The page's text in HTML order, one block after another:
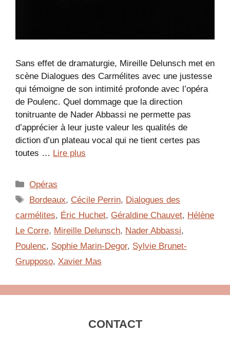
Sans effet de dramaturgie, Mireille Delunsch met en
scène Dialogues des Carmélites avec une justesse
qui témoigne de son intimité profonde avec l’opéra
de Poulenc. Quel dommage que la direction
tonitruante de Nader Abbassi ne permette pas
d’apprécier à leur juste valeur les qualités de
diction d’un plateau vocal qui ne tient certes pas
toutes … Lire plus
Catégories
Opéras
Étiquettes
Bordeaux, Cécile Perrin, Dialogues des
carmélites, Éric Huchet, Géraldine Chauvet, Hélène
Le Corre, Mireille Delunsch, Nader Abbassi,
Poulenc, Sophie Marin-Degor, Sylvie Brunet-
Grupposo, Xavier Mas
CONTACT